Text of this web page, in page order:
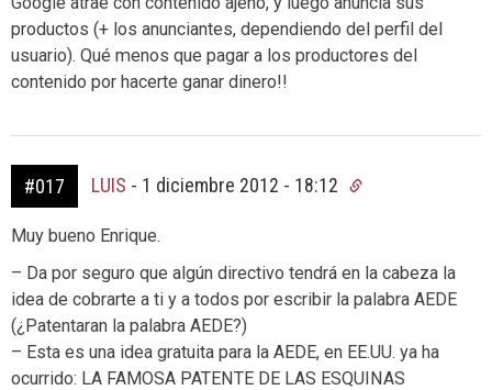
productos (+ los anunciantes, dependiendo del perfil del
usuario). Qué menos que pagar a los productores del
contenido por hacerte ganar dinero!!
#017 LUIS - 1 diciembre 2012 - 18:12
Muy bueno Enrique.
– Da por seguro que algún directivo tendrá en la cabeza la
idea de cobrarte a ti y a todos por escribir la palabra AEDE
(¿Patentaran la palabra AEDE?)
– Esta es una idea gratuita para la AEDE, en EE.UU. ya ha
ocurrido: LA FAMOSA PATENTE DE LAS ESQUINAS